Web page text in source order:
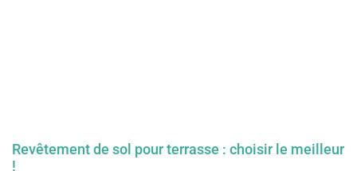
Revêtement de sol pour terrasse : choisir le meilleur
!